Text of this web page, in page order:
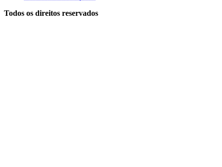
Todos os direitos reservados